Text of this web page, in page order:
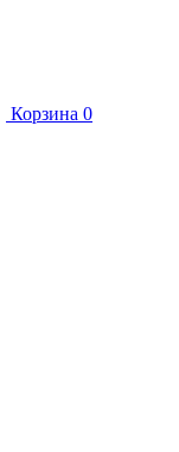
Корзина 0